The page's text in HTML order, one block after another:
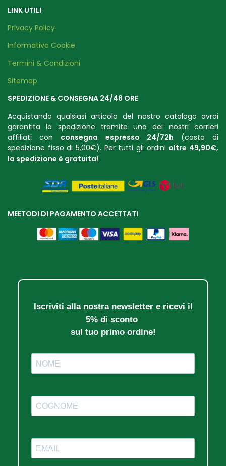
LINK UTILI
Privacy Policy
Informativa Cookie
Termini & Condizioni
Sitemap
SPEDIZIONE & CONSEGNA 24/48 ORE
Acquistando qualsiasi articolo del nostro catalogo avrai
garantita la spedizione tramite uno dei nostri corrieri
affiliati con consegna espresso 24/72h (costo di
spedizione fisso di 5,00€). Per tutti gli ordini oltre 49,90€,
la spedizione è gratuita!
MEETODI DI PAGAMENTO ACCETTATI